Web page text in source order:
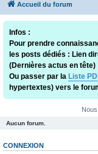
Accueil du forum
Infos :
Pour prendre
les posts dédiés : Lien
(Dernières actus en tête)
Ou passer par la Liste
hypertextes) vers le
Aucun forum.
CONNEXION